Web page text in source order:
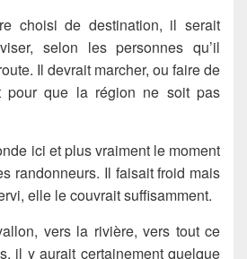
choisi de destination, il serait
selon les personnes qu’il
Il devrait marcher, ou faire de
pour que la région ne soit pas
ici et plus vraiment le moment
randonneurs. Il faisait froid mais
elle le couvrait suffisamment.
vers la rivière, vers tout ce
il y aurait certainement quelque